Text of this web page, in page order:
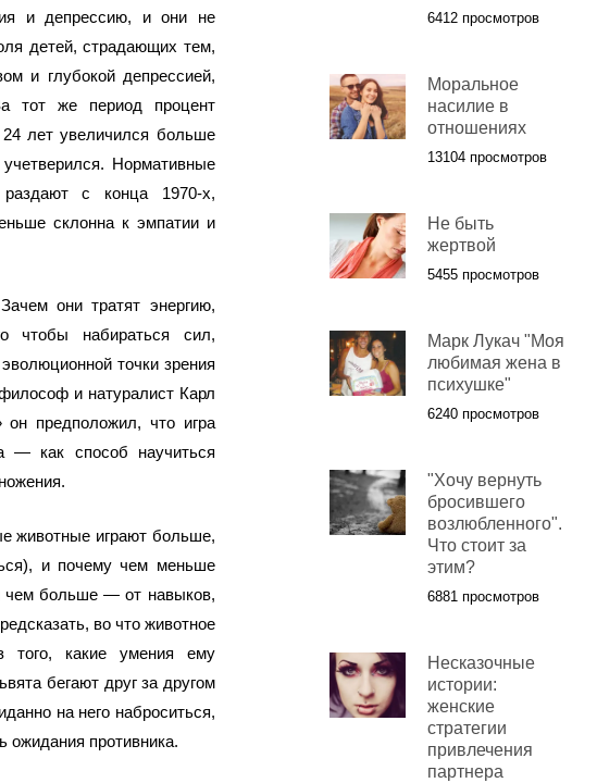
и депрессию, и они не
детей, страдающих тем,
и глубокой депрессией,
тот же период процент
лет увеличился больше
Нормативные
раздают с конца 1970-х,
склонна к эмпатии и
они тратят энергию,
чтобы набираться сил,
точки зрения
и натуралист Карл
он предположил, что игра
— как способ научиться
животные играют больше,
и почему чем меньше
чем больше — от навыков,
во что животное
того, какие умения ему
бегают друг за другом
на него наброситься,
ожидания противника.
6412 просмотров
Моральное
насилие в
отношениях
13104 просмотров
Не быть
жертвой
5455 просмотров
Марк Лукач "Моя
любимая жена в
психушке"
6240 просмотров
"Хочу вернуть
бросившего
возлюбленного".
Что стоит за
этим?
6881 просмотров
Несказочные
истории:
женские
стратегии
привлечения
партнера